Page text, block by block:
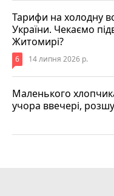
Тарифи на холодну
України. Чекаємо
Житомирі?
6 14 липня 2026 р.
Маленького
учора ввечері,